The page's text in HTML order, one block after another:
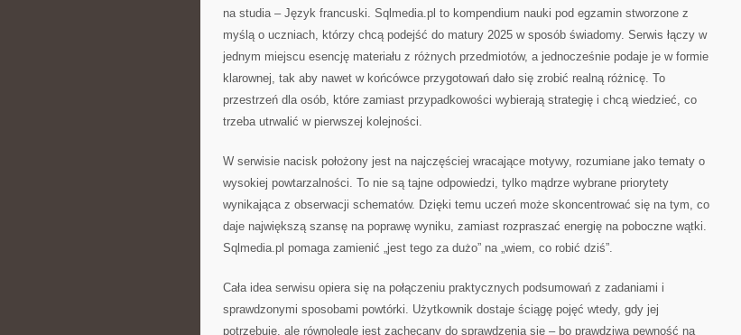
na studia – Język francuski. Sqlmedia.pl to kompendium nauki pod egzamin stworzone z
myślą o uczniach, którzy chcą podejść do matury 2025 w sposób świadomy. Serwis łączy w
jednym miejscu esencję materiału z różnych przedmiotów, a jednocześnie podaje je w formie
klarownej, tak aby nawet w końcówce przygotowań dało się zrobić realną różnicę. To
przestrzeń dla osób, które zamiast przypadkowości wybierają strategię i chcą wiedzieć, co
trzeba utrwalić w pierwszej kolejności.
W serwisie nacisk położony jest na najczęściej wracające motywy, rozumiane jako tematy o
wysokiej powtarzalności. To nie są tajne odpowiedzi, tylko mądrze wybrane priorytety
wynikająca z obserwacji schematów. Dzięki temu uczeń może skoncentrować się na tym, co
daje największą szansę na poprawę wyniku, zamiast rozpraszać energię na poboczne wątki.
Sqlmedia.pl pomaga zamienić „jest tego za dużo” na „wiem, co robić dziś”.
Cała idea serwisu opiera się na połączeniu praktycznych podsumowań z zadaniami i
sprawdzonymi sposobami powtórki. Użytkownik dostaje ściągę pojęć wtedy, gdy jej
potrzebuje, ale równolegle jest zachęcany do sprawdzenia się – bo prawdziwa pewność na